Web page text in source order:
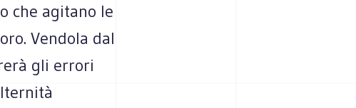
che agitano le
Vendola dal
gli errori